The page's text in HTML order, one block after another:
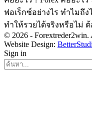
ฟอเร็กซ์อย่างไร ทำไมถึ
ทำให้รวยได้จริงหรือไม่
© 2026 - Forextreder2win.
Website Design:
Sign in